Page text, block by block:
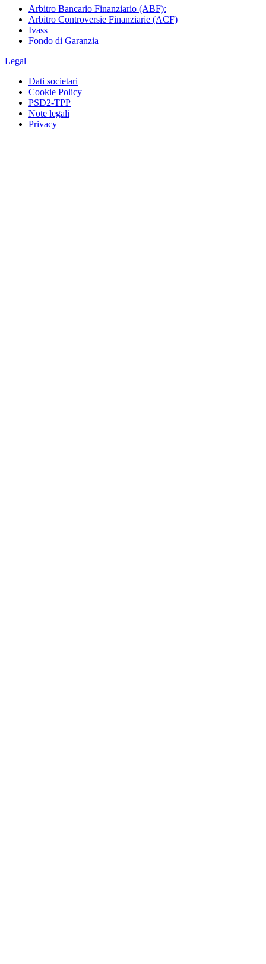
Arbitro Bancario Finanziario (ABF):
Arbitro Controversie Finanziarie (ACF)
Ivass
Fondo di Garanzia
Legal
Dati societari
Cookie Policy
PSD2-TPP
Note legali
Privacy